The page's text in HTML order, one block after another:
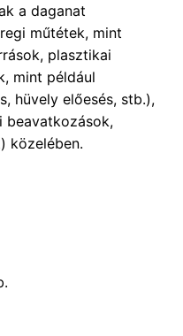
a daganat
műtétek, mint
plasztikai
mint például
hüvely előesés, stb.),
beavatkozások,
közelében.